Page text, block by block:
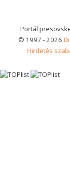
Portál
© 1997 - 2026
Hirdetés